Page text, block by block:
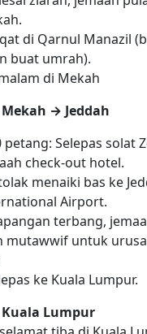
di Qarnul Manazil
buat umrah).
di Mekah
Mekah → Jeddah
petang: Selepas solat
check-out hotel.
menaiki bas ke
Airport.
terbang,
mutawwif untuk
ke Kuala Lumpur.
Kuala Lumpur